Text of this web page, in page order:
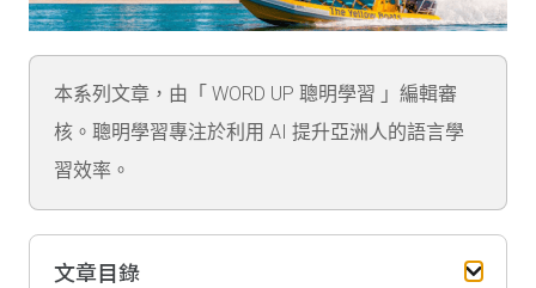
本系列文章，由「 WORD UP 聰明學習 」編輯審
核。聰明學習專注於利用 AI 提升亞洲人的語言學
習效率。
文章目錄